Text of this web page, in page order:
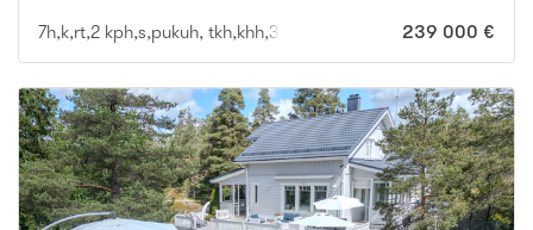
7h,k,rt,2 kph,s,pukuh, tkh,khh,3 eril.wc:tä,vth 239 000 €